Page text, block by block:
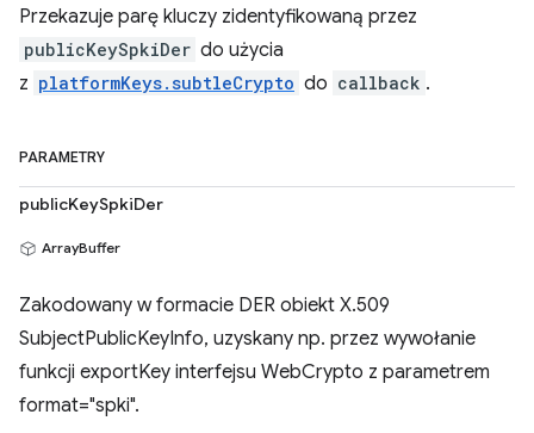
Przekazuje parę kluczy zidentyfikowaną przez
publicKeySpkiDer do użycia
z platformKeys.subtleCrypto do callback .
PARAMETRY
publicKeySpkiDer
ArrayBuffer
Zakodowany w formacie DER obiekt X.509
SubjectPublicKeyInfo, uzyskany np. przez wywołanie
funkcji exportKey interfejsu WebCrypto z parametrem
format="spki".